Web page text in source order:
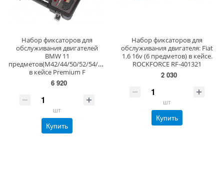
Набор фиксаторов для
обслуживания двигателей
BMW 11
предметов(M42/44/50/52/54/56),
в кейсе Premium F
6 920
шт
Купить
Набор фиксаторов для
обслуживания двигателя: Fiat
1.6 16v (6 предметов) в кейсе.
ROCKFORCE RF-401321
2 030
шт
Купить